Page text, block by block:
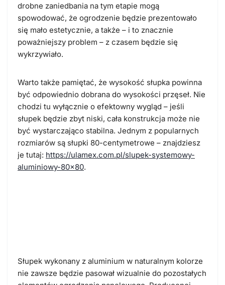
drobne zaniedbania na tym etapie mogą
spowodować, że ogrodzenie będzie prezentowało
się mało estetycznie, a także – i to znacznie
poważniejszy problem – z czasem będzie się
wykrzywiało.
Warto także pamiętać, że wysokość słupka powinna
być odpowiednio dobrana do wysokości przęseł. Nie
chodzi tu wyłącznie o efektowny wygląd – jeśli
słupek będzie zbyt niski, cała konstrukcja może nie
być wystarczająco stabilna. Jednym z popularnych
rozmiarów są słupki 80-centymetrowe – znajdziesz
je tutaj: https://ulamex.com.pl/slupek-systemowy-
aluminiowy-80×80.
Słupek wykonany z aluminium w naturalnym kolorze
nie zawsze będzie pasował wizualnie do pozostałych